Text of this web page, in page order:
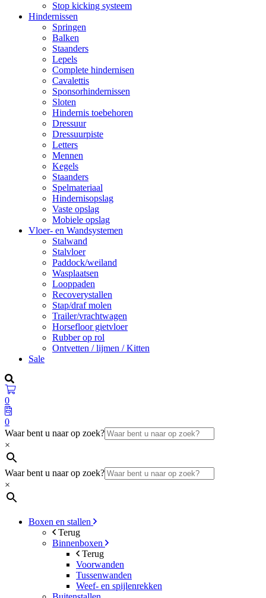
Stop kicking systeem
Hindernissen
Springen
Balken
Staanders
Lepels
Complete hindernisen
Cavalettis
Sponsorhindernissen
Sloten
Hindernis toebehoren
Dressuur
Dressuurpiste
Letters
Mennen
Kegels
Staanders
Spelmateriaal
Hindernisopslag
Vaste opslag
Mobiele opslag
Vloer- en Wandsystemen
Stalwand
Stalvloer
Paddock/weiland
Wasplaatsen
Looppaden
Recoverystallen
Stap/draf molen
Trailer/vrachtwagen
Horsefloor gietvloer
Rubber op rol
Ontvetten / lijmen / Kitten
Sale
0
0
Waar bent u naar op zoek?
×
Waar bent u naar op zoek?
×
Boxen en stallen
Terug
Binnenboxen
Terug
Voorwanden
Tussenwanden
Weef- en spijlenrekken